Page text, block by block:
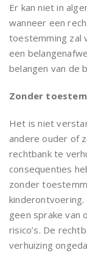
Er kan niet in
wanneer een
toestemming zal
een
belangen van de
Zonder
Het is niet
andere ouder of
rechtbank te
consequenties
zonder
kinderontvoering.
geen sprake van
risico’s. De
verhuizing